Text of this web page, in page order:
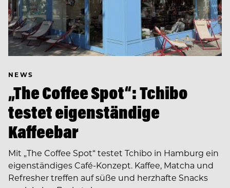
NEWS
„The Coffee Spot“: Tchibo
testet eigenständige
Kaffeebar
Mit „The Coffee Spot“ testet Tchibo in Hamburg ein
eigenständiges Café-Konzept. Kaffee, Matcha und
Refresher treffen auf süße und herzhafte Snacks